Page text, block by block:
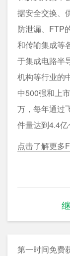
据安全交换、
防泄漏、FTP
和传输集成等
于集成电路半
机构等行业的
中500强和上
万，每年通过
件量达到4.4亿
点击了解更多
第一时间免费